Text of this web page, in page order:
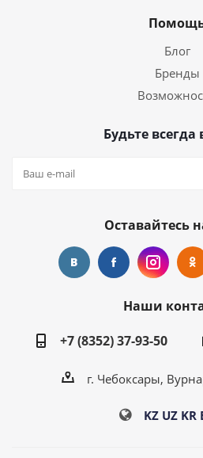
Блог
Бренды
Будьте всегда
Оставайтесь
Наши
+7 (8352) 37-93-50
г. Чебоксары,
KZ UZ KR